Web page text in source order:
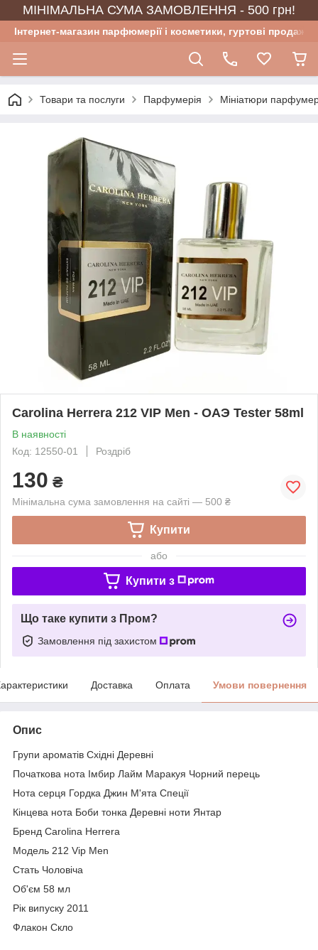
МІНІМАЛЬНА СУМА ЗАМОВЛЕННЯ - 500 грн!
Інтернет-магазин парфюмерії і косметики, гуртові продажі
Товари та послуги Парфумерія Мініатюри
Carolina Herrera 212 VIP Men - ОАЭ Tester 58ml
В наявності
Код: 12550-01
Роздріб
130 ₴
Мінімальна сума замовлення на сайті — 500 ₴
Купити
або
Купити з
Що таке купити з Пром?
Замовлення під захистом
Доставка Оплата Умови повернення
Опис
Групи ароматів Східні Деревні
Початкова нота Імбир Лайм Маракуя Чорний перець
Нота серця Гордка Джин М'ята Спеції
Кінцева нота Боби тонка Деревні ноти Янтар
Бренд Carolina Herrera
Модель 212 Vip Men
Стать Чоловіча
Об'єм 58 мл
Рік випуску 2011
Флакон Скло